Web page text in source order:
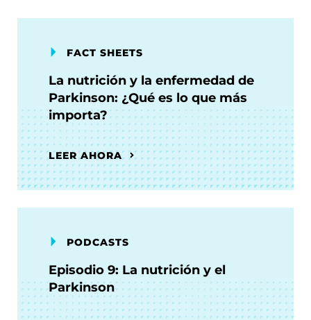
FACT SHEETS
La nutrición y la enfermedad de
Parkinson: ¿Qué es lo que más
importa?
LEER AHORA
PODCASTS
Episodio 9: La nutrición y el
Parkinson